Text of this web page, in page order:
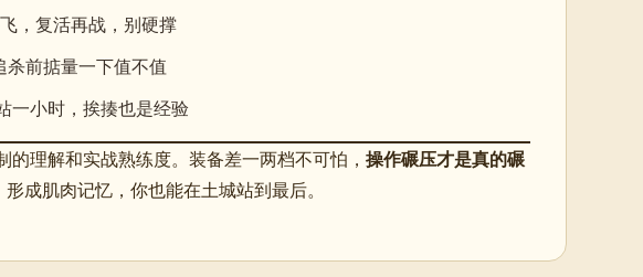
，复活再战，别硬撑
杀前掂量一下值不值
一小时，挨揍也是经验
理解和实战熟练度。装备差一两档不可怕， 操作碾压才是真的碾
成肌肉记忆，你也能在土城站到最后。